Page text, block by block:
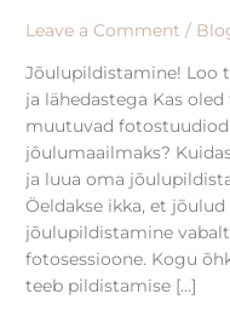
Leave a Comment /
Jõulupildistamine! Loo
ja lähedastega Kas
muutuvad
jõulumaailmaks?
ja luua oma
Öeldakse ikka, et
jõulupildistamine
fotosessioone. Kogu
teeb pildistamise […]